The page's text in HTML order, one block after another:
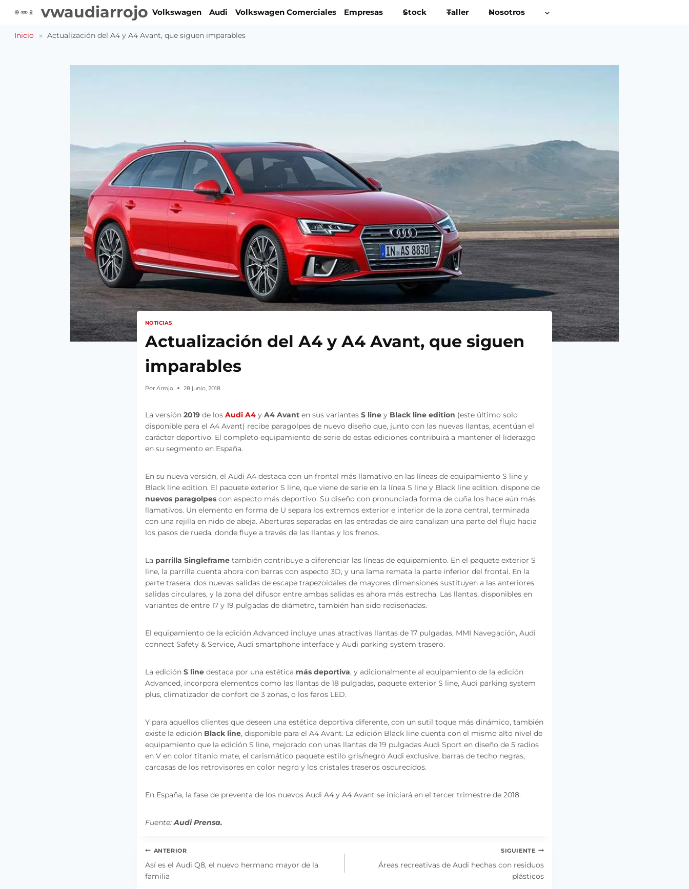
vwaudiarrojo Volkswagen Audi Volkswagen Comerciales Empresas Stock Taller Nosotros
Inicio » Actualización del A4 y A4 Avant, que siguen imparables
NOTICIAS
Actualización del A4 y A4 Avant, que siguen
imparables
Por Arrojo 28 junio, 2018
La versión 2019 de los Audi A4 y A4 Avant en sus variantes S line y Black line edition (este último solo
disponible para el A4 Avant) recibe paragolpes de nuevo diseño que, junto con las nuevas llantas, acentúan el
carácter deportivo. El completo equipamiento de serie de estas ediciones contribuirá a mantener el liderazgo
en su segmento en España.
En su nueva versión, el Audi A4 destaca con un frontal más llamativo en las líneas de equipamiento S line y
Black line edition. El paquete exterior S line, que viene de serie en la línea S line y Black line edition, dispone de
nuevos paragolpes con aspecto más deportivo. Su diseño con pronunciada forma de cuña los hace aún más
llamativos. Un elemento en forma de U separa los extremos exterior e interior de la zona central, terminada
con una rejilla en nido de abeja. Aberturas separadas en las entradas de aire canalizan una parte del flujo hacia
los pasos de rueda, donde fluye a través de las llantas y los frenos.
La parrilla Singleframe también contribuye a diferenciar las líneas de equipamiento. En el paquete exterior S
line, la parrilla cuenta ahora con barras con aspecto 3D, y una lama remata la parte inferior del frontal. En la
parte trasera, dos nuevas salidas de escape trapezoidales de mayores dimensiones sustituyen a las anteriores
salidas circulares, y la zona del difusor entre ambas salidas es ahora más estrecha. Las llantas, disponibles en
variantes de entre 17 y 19 pulgadas de diámetro, también han sido rediseñadas.
El equipamiento de la edición Advanced incluye unas atractivas llantas de 17 pulgadas, MMI Navegación, Audi
connect Safety & Service, Audi smartphone interface y Audi parking system trasero.
La edición S line destaca por una estética más deportiva, y adicionalmente al equipamiento de la edición
Advanced, incorpora elementos como las llantas de 18 pulgadas, paquete exterior S line, Audi parking system
plus, climatizador de confort de 3 zonas, o los faros LED.
Y para aquellos clientes que deseen una estética deportiva diferente, con un sutil toque más dinámico, también
existe la edición Black line, disponible para el A4 Avant. La edición Black line cuenta con el mismo alto nivel de
equipamiento que la edición S line, mejorado con unas llantas de 19 pulgadas Audi Sport en diseño de 5 radios
en V en color titanio mate, el carismático paquete estilo gris/negro Audi exclusive, barras de techo negras,
carcasas de los retrovisores en color negro y los cristales traseros oscurecidos.
En España, la fase de preventa de los nuevos Audi A4 y A4 Avant se iniciará en el tercer trimestre de 2018.
Fuente:Audi Prensa.
Navegación
de
entradas
ANTERIOR
Así es el Audi Q8, el nuevo hermano mayor de la
familia
SIGUIENTE
Áreas recreativas de Audi hechas con residuos
plásticos